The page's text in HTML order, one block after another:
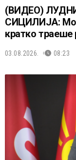
(ВИДЕО)
СИЦИЛИЈА:
кратко траеше
03.08.2026. 08:23